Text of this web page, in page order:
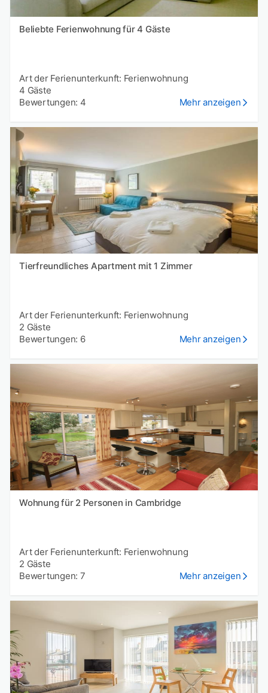
Beliebte Ferienwohnung für 4 Gäste
Art der Ferienunterkunft: Ferienwohnung
4 Gäste
Bewertungen: 4
Mehr anzeigen
Tierfreundliches Apartment mit 1 Zimmer
Art der Ferienunterkunft: Ferienwohnung
2 Gäste
Bewertungen: 6
Mehr anzeigen
Wohnung für 2 Personen in Cambridge
Art der Ferienunterkunft: Ferienwohnung
2 Gäste
Bewertungen: 7
Mehr anzeigen